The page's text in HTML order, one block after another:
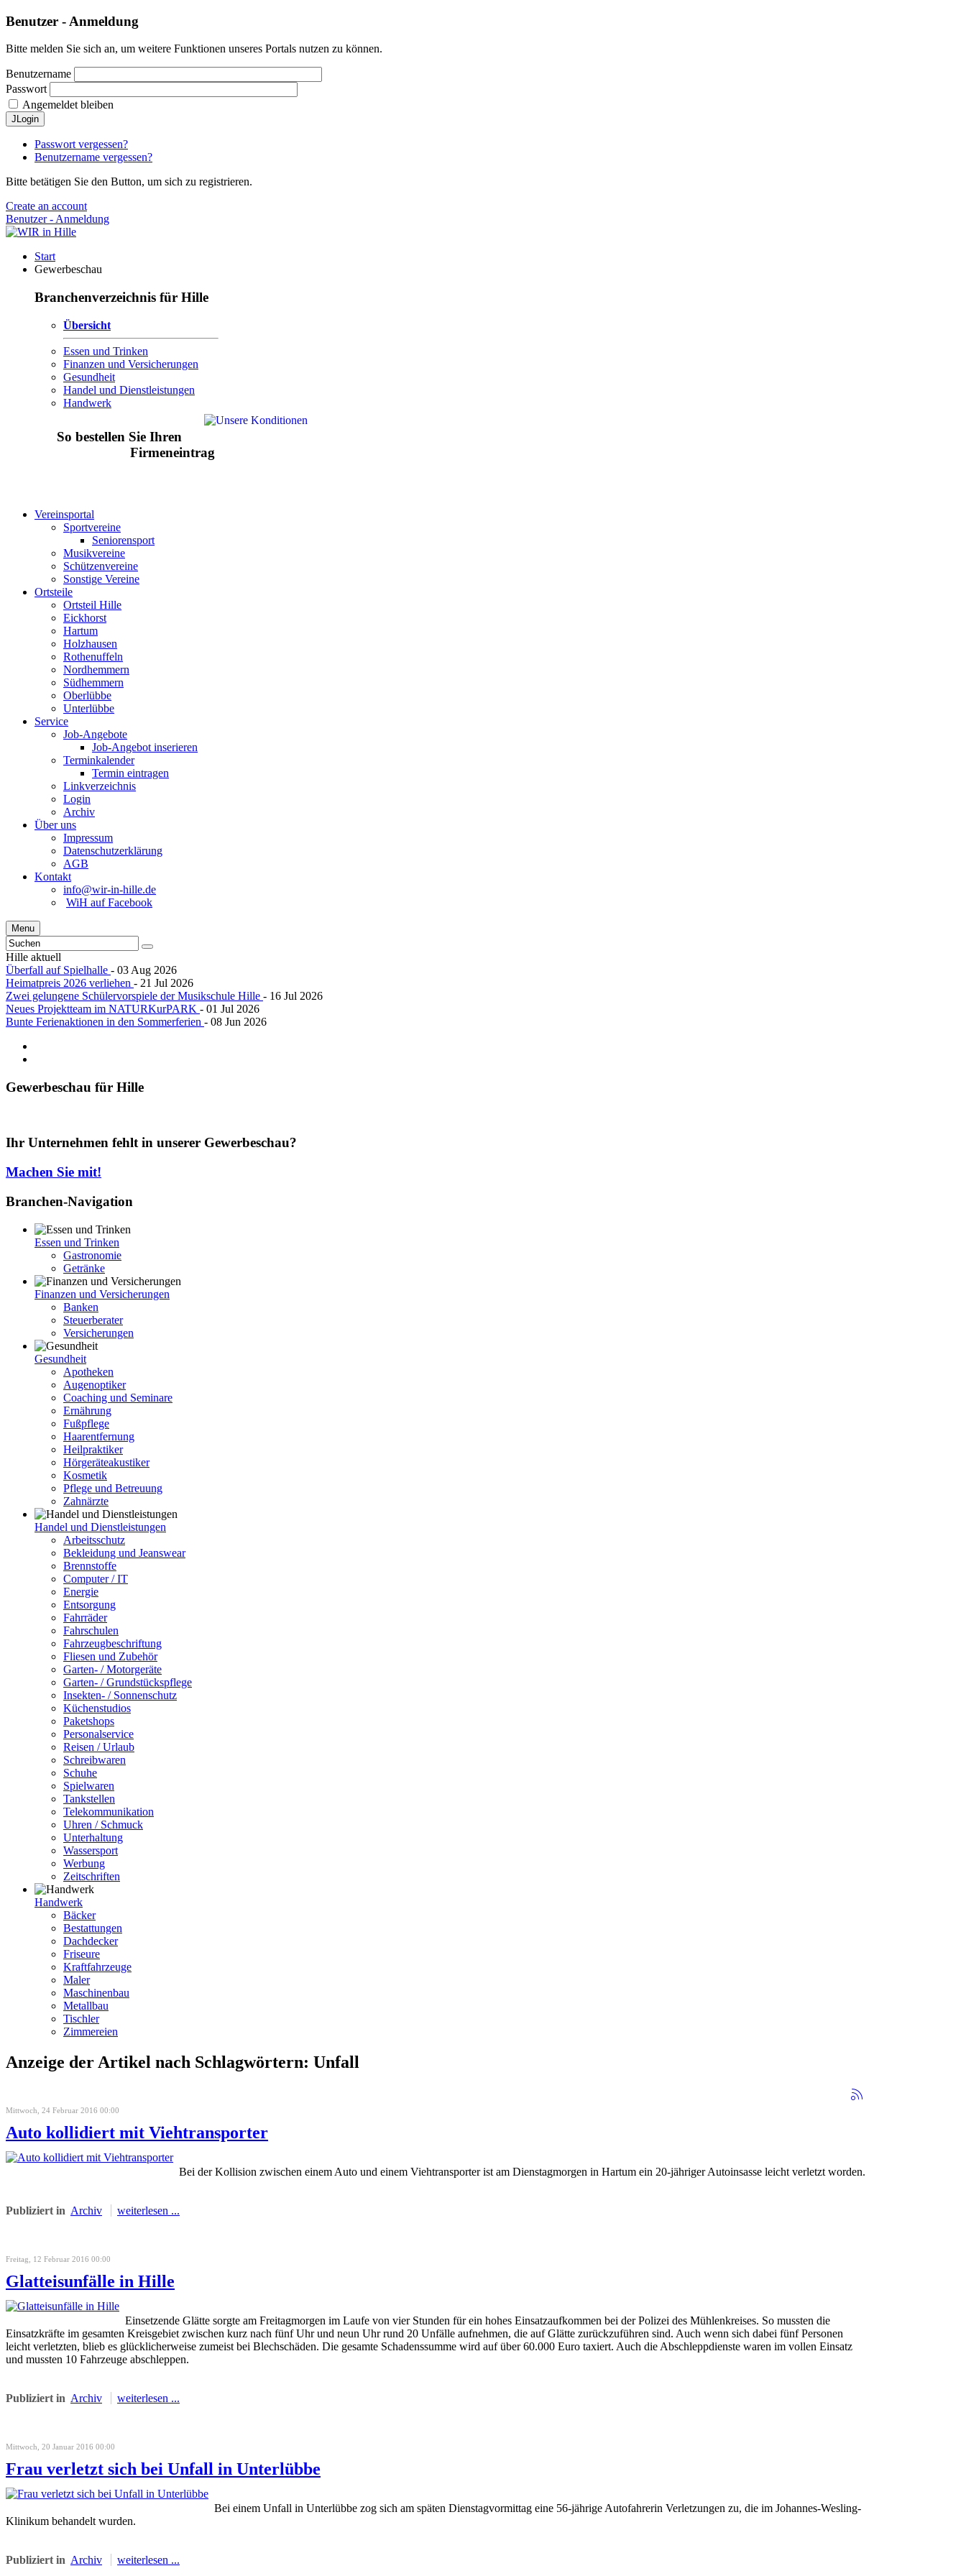
Benutzer - Anmeldung
Bitte melden Sie sich an, um weitere Funktionen unseres Portals nutzen zu können.
Benutzername
Passwort
Angemeldet bleiben
JLogin
Passwort vergessen?
Benutzername vergessen?
Bitte betätigen Sie den Button, um sich zu registrieren.
Create an account
Benutzer - Anmeldung
Start
Gewerbeschau
Branchenverzeichnis für Hille
Übersicht
Essen und Trinken
Finanzen und Versicherungen
Gesundheit
Handel und Dienstleistungen
Handwerk
So bestellen Sie Ihren
Firmeneintrag
Vereinsportal
Sportvereine
Seniorensport
Musikvereine
Schützenvereine
Sonstige Vereine
Ortsteile
Ortsteil Hille
Eickhorst
Hartum
Holzhausen
Rothenuffeln
Nordhemmern
Südhemmern
Oberlübbe
Unterlübbe
Service
Job-Angebote
Job-Angebot inserieren
Terminkalender
Termin eintragen
Linkverzeichnis
Login
Archiv
Über uns
Impressum
Datenschutzerklärung
AGB
Kontakt
info@wir-in-hille.de
WiH auf Facebook
Menu
Hille aktuell
Überfall auf Spielhalle - 03 Aug 2026
Heimatpreis 2026 verliehen - 21 Jul 2026
Zwei gelungene Schülervorspiele der Musikschule Hille - 16 Jul 2026
Neues Projektteam im NATURKurPARK - 01 Jul 2026
Bunte Ferienaktionen in den Sommerferien - 08 Jun 2026
Gewerbeschau für Hille
Ihr Unternehmen fehlt in unserer Gewerbeschau?
Machen Sie mit!
Branchen-Navigation
Essen und Trinken
Gastronomie
Getränke
Finanzen und Versicherungen
Banken
Steuerberater
Versicherungen
Gesundheit
Apotheken
Augenoptiker
Coaching und Seminare
Ernährung
Fußpflege
Haarentfernung
Heilpraktiker
Hörgeräteakustiker
Kosmetik
Pflege und Betreuung
Zahnärzte
Handel und Dienstleistungen
Arbeitsschutz
Bekleidung und Jeanswear
Brennstoffe
Computer / IT
Energie
Entsorgung
Fahrräder
Fahrschulen
Fahrzeugbeschriftung
Fliesen und Zubehör
Garten- / Motorgeräte
Garten- / Grundstückspflege
Insekten- / Sonnenschutz
Küchenstudios
Paketshops
Personalservice
Reisen / Urlaub
Schreibwaren
Schuhe
Spielwaren
Tankstellen
Telekommunikation
Uhren / Schmuck
Unterhaltung
Wassersport
Werbung
Zeitschriften
Handwerk
Bäcker
Bestattungen
Dachdecker
Friseure
Kraftfahrzeuge
Maler
Maschinenbau
Metallbau
Tischler
Zimmereien
Anzeige der Artikel nach Schlagwörtern: Unfall
Mittwoch, 24 Februar 2016 00:00
Auto kollidiert mit Viehtransporter
Bei der Kollision zwischen einem Auto und einem Viehtransporter ist am Dienstagmorgen in Hartum ein 20-jähriger Autoinsasse leicht verletzt worden.
Publiziert in Archiv weiterlesen ...
Freitag, 12 Februar 2016 00:00
Glatteisunfälle in Hille
Einsetzende Glätte sorgte am Freitagmorgen im Laufe von vier Stunden für ein hohes Einsatzaufkommen bei der Polizei des Mühlenkreises. So mussten die
Einsatzkräfte im gesamten Kreisgebiet zwischen kurz nach fünf Uhr und neun Uhr rund 20 Unfälle aufnehmen, die auf Glätte zurückzuführen sind. Auch wenn sich dabei fünf Personen
leicht verletzten, blieb es glücklicherweise zumeist bei Blechschäden. Die gesamte Schadenssumme wird auf über 60.000 Euro taxiert. Auch die Abschleppdienste waren im vollen Einsatz
und mussten 10 Fahrzeuge abschleppen.
Publiziert in Archiv weiterlesen ...
Mittwoch, 20 Januar 2016 00:00
Frau verletzt sich bei Unfall in Unterlübbe
Bei einem Unfall in Unterlübbe zog sich am späten Dienstagvormittag eine 56-jährige Autofahrerin Verletzungen zu, die im Johannes-Wesling-
Klinikum behandelt wurden.
Publiziert in Archiv weiterlesen ...